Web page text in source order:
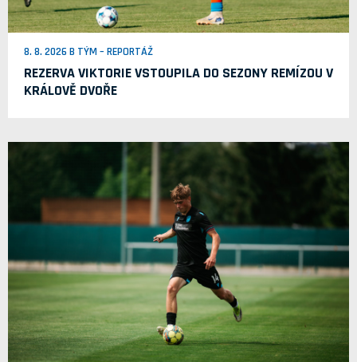
8. 8. 2026 B TÝM – REPORTÁŽ
REZERVA VIKTORIE VSTOUPILA DO SEZONY REMÍZOU V
KRÁLOVĚ DVOŘE